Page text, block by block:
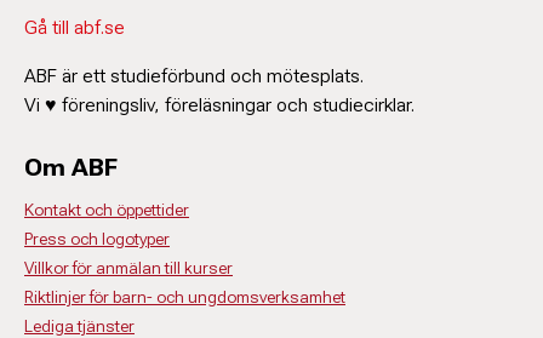
Gå till abf.se
ABF är ett studieförbund och mötesplats.
Vi ♥ föreningsliv, föreläsningar och studiecirklar.
Om ABF
Kontakt och öppettider
Press och logotyper
Villkor för anmälan till kurser
Riktlinjer för barn- och ungdomsverksamhet
Lediga tjänster